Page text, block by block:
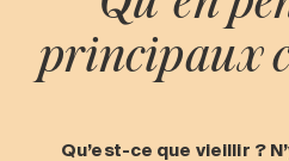
Entretien
Stationnement
principaux
Qu’est-ce que vieillir ? N